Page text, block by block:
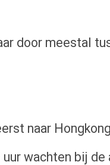
door meestal
naar
wachten bij